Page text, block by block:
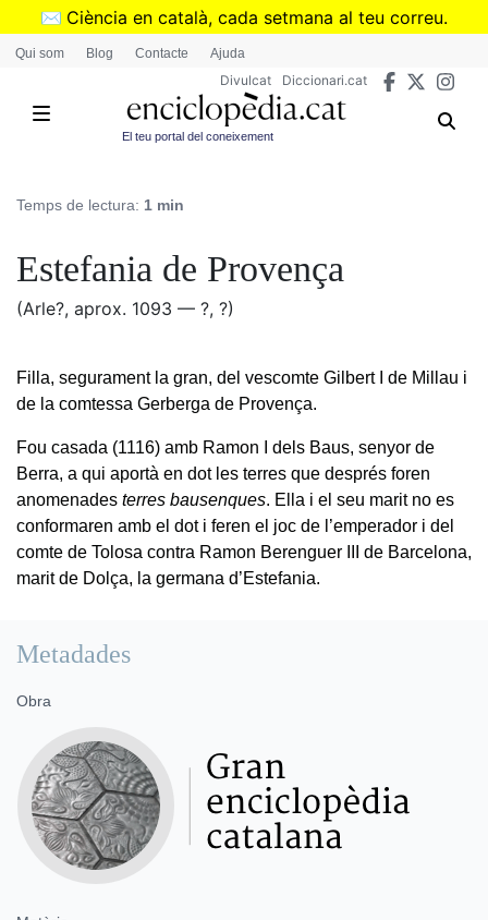
Vés
✉️ Ciència en català, cada setmana al teu correu.
➜Subscriu-te al butlletí de Divulcat
Qui som Blog Contacte Ajuda
Divulcat Diccionari.cat
El teu portal del coneixement
Temps de lectura: 1 min
Estefania de Provença
(Arle?, aprox. 1093 — ?, ?)
Filla, segurament la gran, del vescomte Gilbert I de Millau i
de la comtessa Gerberga de Provença.
Fou casada (1116) amb Ramon I dels Baus, senyor de
Berra, a qui aportà en dot les terres que després foren
anomenades terres bausenques. Ella i el seu marit no es
conformaren amb el dot i feren el joc de l’emperador i del
comte de Tolosa contra Ramon Berenguer III de Barcelona,
marit de Dolça, la germana d’Estefania.
Metadades
Obra